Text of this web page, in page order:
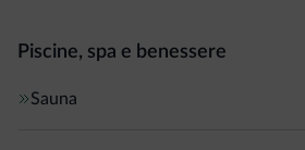
Lusia e 5 minuti di auto da Predazzo.
Piscine, spa e benessere
Sauna